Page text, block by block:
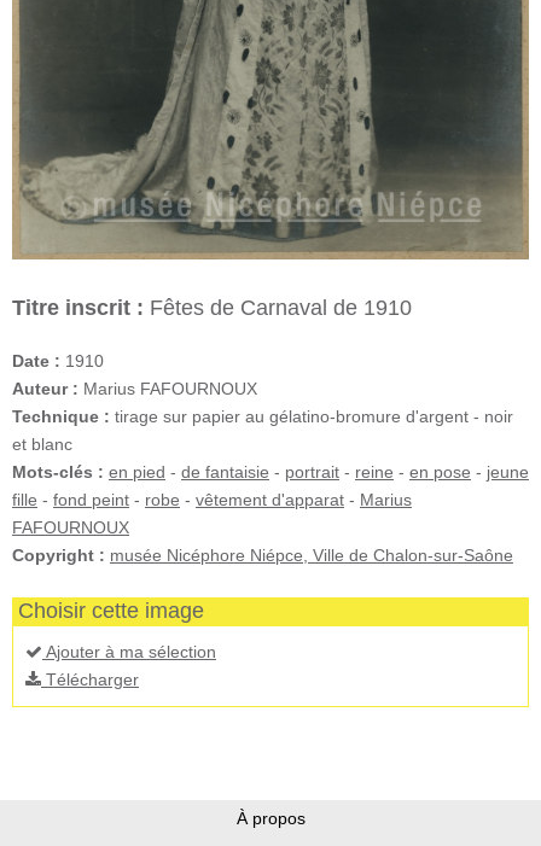
Titre inscrit : Fêtes de Carnaval de 1910
Date : 1910
Auteur : Marius FAFOURNOUX
Technique : tirage sur papier au gélatino-bromure d'argent - noir
et blanc
Mots-clés : en pied - de fantaisie - portrait - reine - en pose - jeune
fille - fond peint - robe - vêtement d'apparat - Marius
FAFOURNOUX
Copyright : musée Nicéphore Niépce, Ville de Chalon-sur-Saône
Choisir cette image
Ajouter à ma sélection
Télécharger
À propos